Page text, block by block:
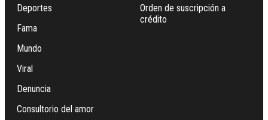
Deportes
Fama
Mundo
Viral
Denuncia
Consultorio del amor
Orden de suscripción a
crédito